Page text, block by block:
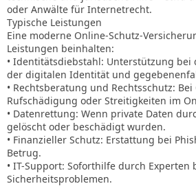
oder Anwälte für Internetrecht.
Typische Leistungen
Eine moderne Online-Schutz-
Leistungen beinhalten:
• Identitätsdiebstahl: Unterstützung
der digitalen Identität und
• Rechtsberatung und Rechtsschutz:
Rufschädigung oder Streitigkeiten im
• Datenrettung: Wenn private Daten
gelöscht oder beschädigt wurden.
• Finanzieller Schutz: Erstattung bei
Betrug.
• IT-Support: Soforthilfe durch Experten
Sicherheitsproblemen.